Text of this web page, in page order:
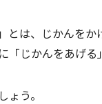
は、じかんをか
じかんをあげる
う。